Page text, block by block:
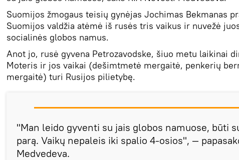
Suomijos žmogaus teisių gynėjas Jochimas Bekmanas
Suomijos valdžia atėmė iš rusės tris vaikus ir nuvežė
socialinės globos namus.
Anot jo, rusė gyvena Petrozavodske, šiuo metu laikinai
Moteris ir jos vaikai (dešimtmetė mergaitė, penkerių
mergaitė) turi Rusijos pilietybę.
"Man leido gyventi su jais globos namuose, būti
parą. Vaikų nepaleis iki spalio 4-osios", —
Medvedeva.